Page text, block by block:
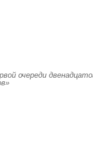
очереди